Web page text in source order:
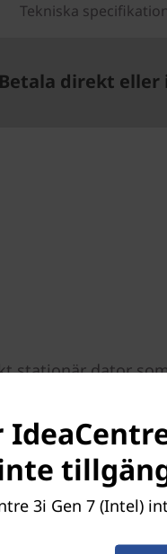
Tekniska
direkt eller
stationär dator
har tolfte
är den redo för
® Iris ® e -
3i Gen 7 (Intel)